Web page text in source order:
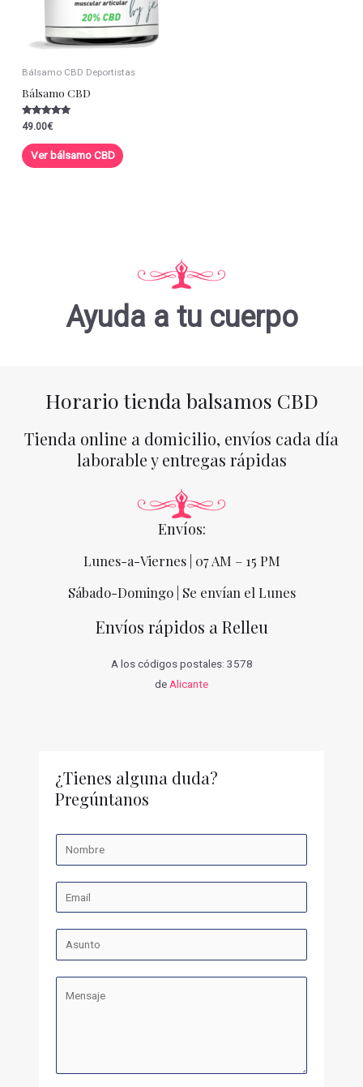
Bálsamo CBD Deportistas
Bálsamo CBD
Valorado con
5.00
de 5
49.00€
Ver bálsamo CBD
Ayuda a tu cuerpo
Horario tienda balsamos CBD
Tienda online a domicilio, envíos cada día
laborable y entregas rápidas
Envíos:
Lunes-a-Viernes | 07 AM – 15 PM
Sábado-Domingo | Se envían el Lunes
Envíos rápidos a Relleu
A los códigos postales: 3578
de Alicante
¿Tienes alguna duda?
Pregúntanos